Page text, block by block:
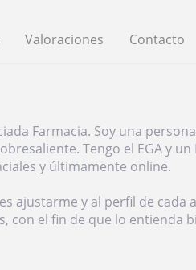
Valoraciones Contacto
Farmacia. Soy una
Tengo el EGA y
y últimamente online.
ajustarme y al perfil de cada
con el fin de que lo entienda